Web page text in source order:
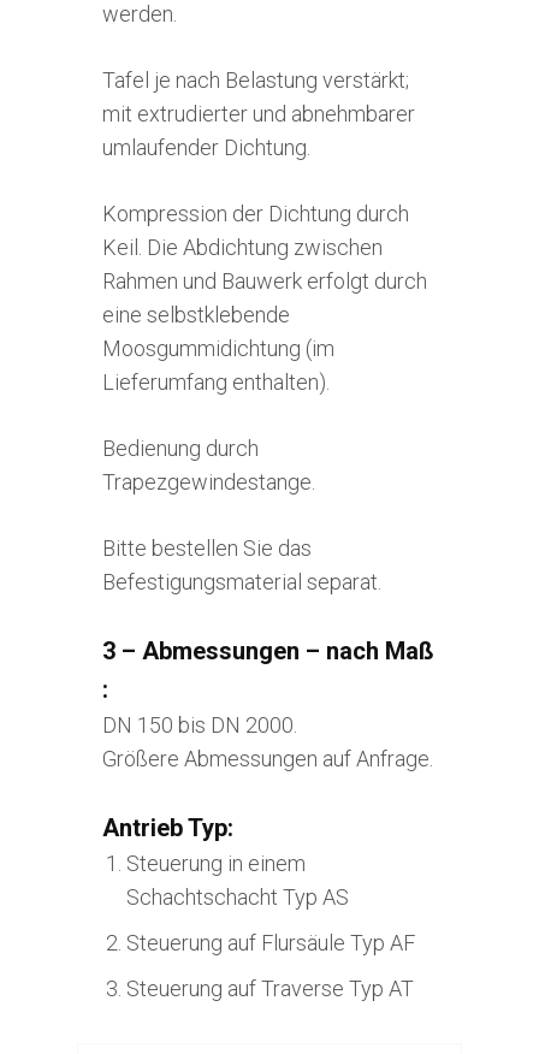
werden.
Tafel je nach Belastung verstärkt;
mit extrudierter und abnehmbarer
umlaufender Dichtung.
Kompression der Dichtung durch
Keil. Die Abdichtung zwischen
Rahmen und Bauwerk erfolgt durch
eine selbstklebende
Moosgummidichtung (im
Lieferumfang enthalten).
Bedienung durch
Trapezgewindestange.
Bitte bestellen Sie das
Befestigungsmaterial separat.
3 – Abmessungen – nach Maß
:
DN 150 bis DN 2000.
Größere Abmessungen auf Anfrage.
Antrieb Typ:
Steuerung in einem
Schachtschacht Typ AS
Steuerung auf Flursäule Typ AF
Steuerung auf Traverse Typ AT